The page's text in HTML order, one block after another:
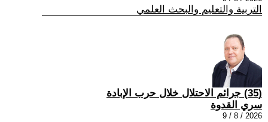
التربية والتعليم والبحث العلمي
(35) جرائم الاحتلال خلال حرب الإبادة
سري القدوة
2026 / 8 / 9